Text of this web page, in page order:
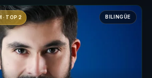
· TOP 2 BILINGÜE